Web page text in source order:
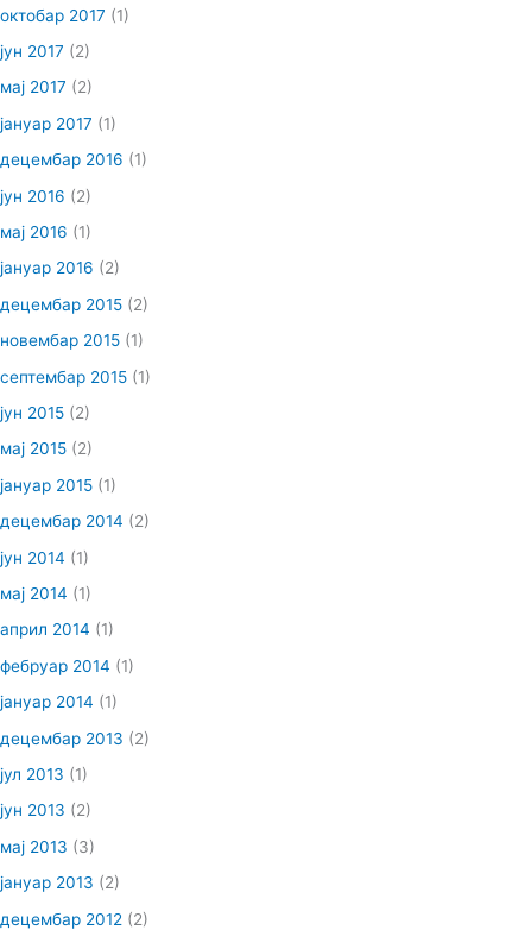
октобар 2017 (1)
јун 2017 (2)
мај 2017 (2)
јануар 2017 (1)
децембар 2016 (1)
јун 2016 (2)
мај 2016 (1)
јануар 2016 (2)
децембар 2015 (2)
новембар 2015 (1)
септембар 2015 (1)
јун 2015 (2)
мај 2015 (2)
јануар 2015 (1)
децембар 2014 (2)
јун 2014 (1)
мај 2014 (1)
април 2014 (1)
фебруар 2014 (1)
јануар 2014 (1)
децембар 2013 (2)
јул 2013 (1)
јун 2013 (2)
мај 2013 (3)
јануар 2013 (2)
децембар 2012 (2)